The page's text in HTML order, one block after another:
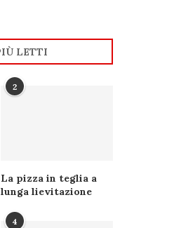
LETTI
2
La pizza in teglia a
lunga lievitazione
4